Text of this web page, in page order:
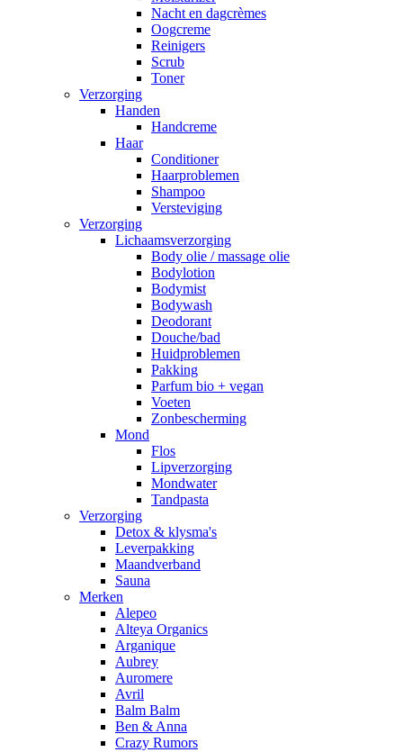
Nacht en dagcrèmes
Oogcreme
Reinigers
Scrub
Toner
Verzorging
Handen
Handcreme
Haar
Conditioner
Haarproblemen
Shampoo
Versteviging
Verzorging
Lichaamsverzorging
Body olie / massage olie
Bodylotion
Bodymist
Bodywash
Deodorant
Douche/bad
Huidproblemen
Pakking
Parfum bio + vegan
Voeten
Zonbescherming
Mond
Flos
Lipverzorging
Mondwater
Tandpasta
Verzorging
Detox & klysma's
Leverpakking
Maandverband
Sauna
Merken
Alepeo
Alteya Organics
Arganique
Aubrey
Auromere
Avril
Balm Balm
Ben & Anna
Crazy Rumors